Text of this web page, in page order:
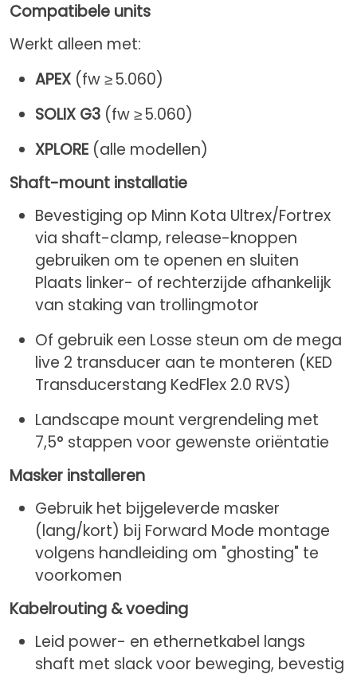
Compatibele units
Werkt alleen met:
APEX (fw ≥ 5.060)
SOLIX G3 (fw ≥ 5.060)
XPLORE (alle modellen)
Shaft-mount installatie
Bevestiging op Minn Kota Ultrex/Fortrex
via shaft-clamp, release-knoppen
gebruiken om te openen en sluiten
Plaats linker- of rechterzijde afhankelijk
van staking van trollingmotor
Of gebruik een Losse steun om de mega
live 2 transducer aan te monteren (KED
Transducerstang KedFlex 2.0 RVS)
Landscape mount vergrendeling met
7,5° stappen voor gewenste oriëntatie
Masker installeren
Gebruik het bijgeleverde masker
(lang/kort) bij Forward Mode montage
volgens handleiding om "ghosting" te
voorkomen
Kabelrouting & voeding
Leid power- en ethernetkabel langs
shaft met slack voor beweging, bevestig